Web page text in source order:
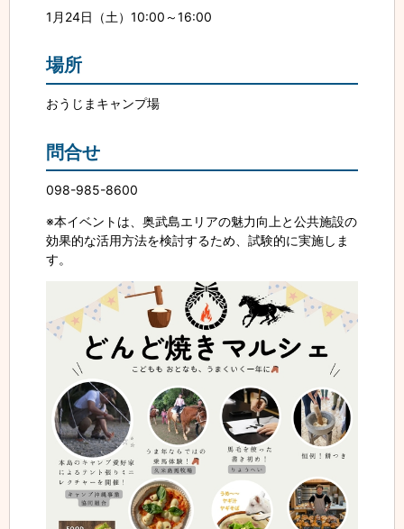
1月24日（土）10:00～16:00
場所
おうじまキャンプ場
問合せ
098-985-8600
※本イベントは、奥武島エリアの魅力向上と公共施設の
効果的な活用方法を検討するため、試験的に実施しま
す。